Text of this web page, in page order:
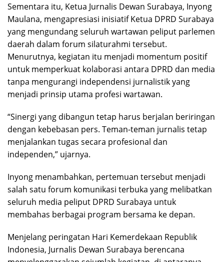
Sementara itu, Ketua Jurnalis Dewan Surabaya, Inyong
Maulana, mengapresiasi inisiatif Ketua DPRD Surabaya
yang mengundang seluruh wartawan peliput parlemen
daerah dalam forum silaturahmi tersebut.
Menurutnya, kegiatan itu menjadi momentum positif
untuk memperkuat kolaborasi antara DPRD dan media
tanpa mengurangi independensi jurnalistik yang
menjadi prinsip utama profesi wartawan.
“Sinergi yang dibangun tetap harus berjalan beriringan
dengan kebebasan pers. Teman-teman jurnalis tetap
menjalankan tugas secara profesional dan
independen,” ujarnya.
Inyong menambahkan, pertemuan tersebut menjadi
salah satu forum komunikasi terbuka yang melibatkan
seluruh media peliput DPRD Surabaya untuk
membahas berbagai program bersama ke depan.
Menjelang peringatan Hari Kemerdekaan Republik
Indonesia, Jurnalis Dewan Surabaya berencana